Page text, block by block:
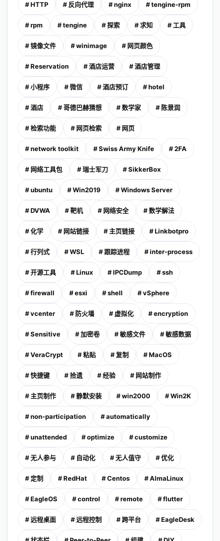
# HTTP # 反向代理 # nginx # tengine-rpm
# rpm # tengine # 探索 # 求知 # 工具
# 镜像文件 # winimage # 网页颜色
# Reservation # 酒店运营 # 酒店管理
# 小程序 # 微信 # 酒店预订 # hotel
# 酒店 # 哥德巴赫猜想 # 数学家 # 陈景润
# 检索功能 # 网页检索 # 网页
# network toolkit # Swiss Army Knife # 2FA
# 网络工具包 # 瑞士军刀 # SikkerBox
# ubuntu # Win2019 # Windows Server
# DVWA # 靶机 # 网络安全 # 数学解法
# 化学 # 网站链接 # 主页链接 # Linkbotpro
# 行列式 # WSL # 跟踪进程 # inter-process
# 开源工具 # Linux # IPCDump # ssh
# firewall # esxi # shell # vSphere
# vcenter # 防火墙 # 虚拟化 # encryption
# Sensitive # 加密卷 # 敏感文件 # 敏感数据
# VeraCrypt # 粘贴 # 复制 # MacOS
# 快捷键 # 拾遗 # 经验 # 网站制作
# 主页制作 # 静默安装 # win2000 # Win2K
# non-participation # automatically
# unattended # optimize # customize
# 无人参与 # 自动化 # 无人值守 # 优化
# 定制 # RedHat # Centos # AlmaLinux
# EagleOS # control # remote # flutter
# 远程桌面 # 远程控制 # 跨平台 # EagleDesk